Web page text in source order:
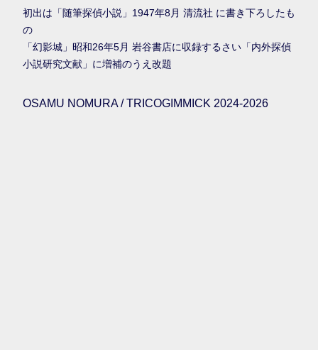
初出は「随筆探偵小説」1947年8月 清流社 に書き下ろしたも
の
「幻影城」昭和26年5月 岩谷書店に収録するさい「内外探偵
小説研究文献」に増補のうえ改題
OSAMU NOMURA / TRICOGIMMICK 2024-2026